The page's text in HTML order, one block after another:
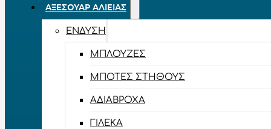
ΑΞΕΣΟΥΆΡ ΑΛΙΕΊΑΣ
ΈΝΔΥΣΗ
ΜΠΛΟΎΖΕΣ
ΜΠΌΤΕΣ ΣΤΉΘΟΥΣ
ΑΔΙΆΒΡΟΧΑ
ΓΙΛΈΚΑ